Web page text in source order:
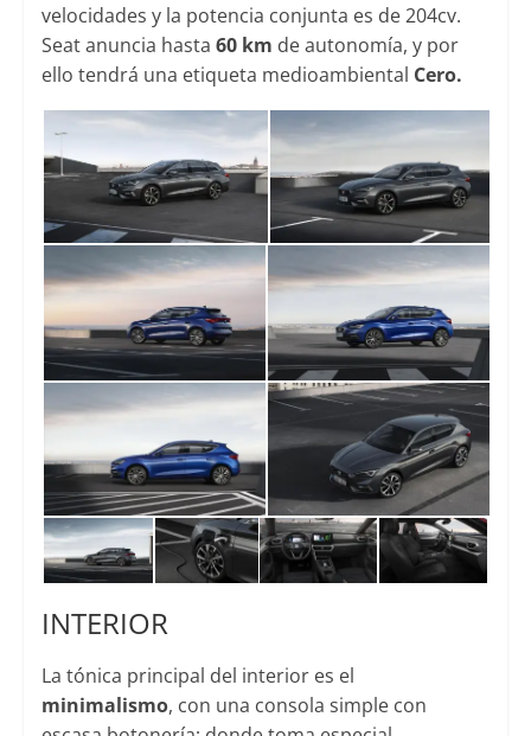
velocidades y la potencia conjunta es de 204cv.
Seat anuncia hasta 60 km de autonomía, y por
ello tendrá una etiqueta medioambiental Cero.
INTERIOR
La tónica principal del interior es el
minimalismo, con una consola simple con